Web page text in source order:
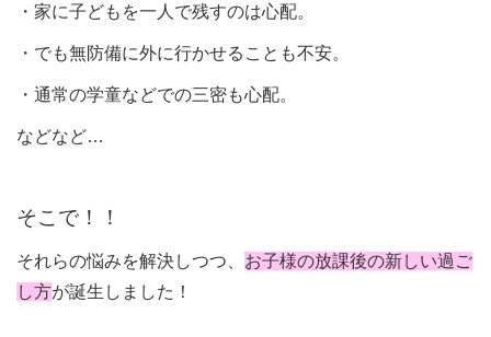
・家に子どもを一人で残すのは心配。
・でも無防備に外に行かせることも不安。
・通常の学童などでの三密も心配。
などなど…
そこで！！
それらの悩みを解決しつつ、 お子様の放課後の新しい過ご
し方が誕生しました！